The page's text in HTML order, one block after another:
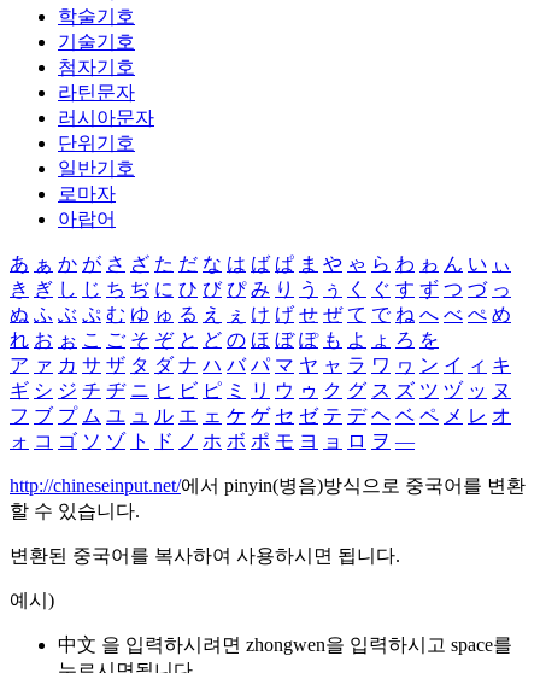
학술기호
기술기호
첨자기호
라틴문자
러시아문자
단위기호
일반기호
로마자
아랍어
あ ぁ か が さ ざ た だ な は ば ぱ ま や ゃ ら わ ゎ ん い ぃ
き ぎ し じ ち ぢ に ひ び ぴ み り う ぅ く ぐ す ず つ づ っ
ぬ ふ ぶ ぷ む ゆ ゅ る え ぇ け げ せ ぜ て で ね へ べ ぺ め
れ お ぉ こ ご そ ぞ と ど の ほ ぼ ぽ も よ ょ ろ を
ア ァ カ サ ザ タ ダ ナ ハ バ パ マ ヤ ャ ラ ワ ヮ ン イ ィ キ
ギ シ ジ チ ヂ ニ ヒ ビ ピ ミ リ ウ ゥ ク グ ス ズ ツ ヅ ッ ヌ
フ ブ プ ム ユ ュ ル エ ェ ケ ゲ セ ゼ テ デ ヘ ベ ペ メ レ オ
ォ コ ゴ ソ ゾ ト ド ノ ホ ボ ポ モ ヨ ョ ロ ヲ ―
http://chineseinput.net/에서 pinyin(병음)방식으로 중국어를 변환
할 수 있습니다.
변환된 중국어를 복사하여 사용하시면 됩니다.
예시)
中文 을 입력하시려면 zhongwen을 입력하시고 space를